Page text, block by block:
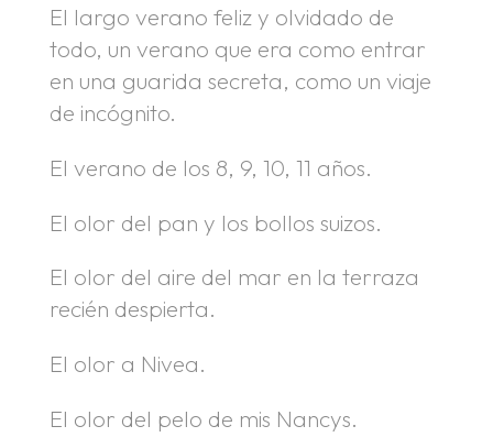
El largo verano feliz y olvidado de
todo, un verano que era como entrar
en una guarida secreta, como un viaje
de incógnito.
El verano de los 8, 9, 10, 11 años.
El olor del pan y los bollos suizos.
El olor del aire del mar en la terraza
recién despierta.
El olor a Nivea.
El olor del pelo de mis Nancys.